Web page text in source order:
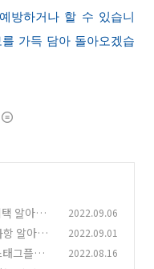
방하거나 할 수 있습니
가득 담아 돌아오겠습
알아보
2022.09.06
알아보
2022.09.01
그플레
2022.08.16